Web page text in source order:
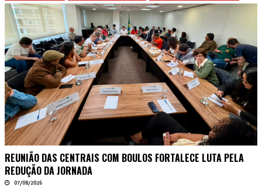
REUNIÃO DAS CENTRAIS COM BOULOS FORTALECE LUTA PELA
REDUÇÃO DA JORNADA
07/08/2026